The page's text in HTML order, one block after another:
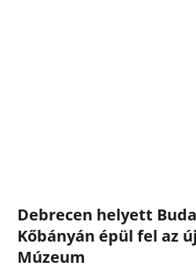
Debrecen helyett
Kőbányán épül fel az
Múzeum